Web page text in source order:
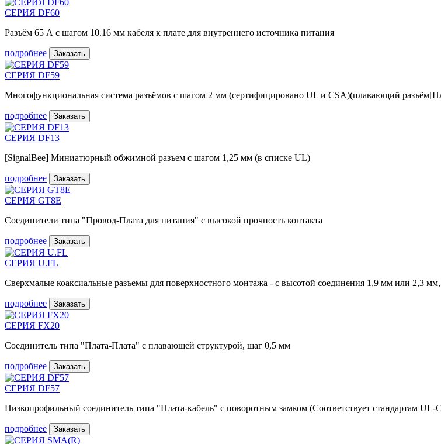
СЕРИЯ DF60
Разъём 65 А с шагом 10.16 мм кабеля к плате для внутреннего источника питания
подробнее Заказать
СЕРИЯ DF59
Многофункциональная система разъёмов с шагом 2 мм (сертифицировано UL и CSA)(плавающий
подробнее Заказать
СЕРИЯ DF13
[SignalBee] Миниатюрный обжимной разъем с шагом 1,25 мм (в списке UL)
подробнее Заказать
СЕРИЯ GT8E
Соединители типа "Провод-Плата для питания" с высокой прочность контакта
подробнее Заказать
СЕРИЯ U.FL
Сверхмалые коаксиальные разъемы для поверхностного монтажа - с высотой соединения 1,9 мм или 2,3
подробнее Заказать
СЕРИЯ FX20
Соединитель типа "Плата-Плата" с плавающей структурой, шаг 0,5 мм
подробнее Заказать
СЕРИЯ DF57
Низкопрофильный соединитель типа "Плата-кабель" с поворотным замком (Соответствует стандартам UL-
подробнее Заказать